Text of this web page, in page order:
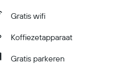
Gratis wifi
Koffiezetapparaat
Gratis parkeren